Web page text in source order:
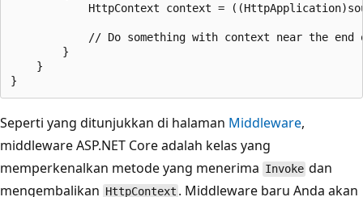
HttpContext context =
// Do something with context near the end
        }
    }
Seperti yang ditunjukkan di halaman Middleware,
middleware ASP.NET Core adalah kelas yang
memperkenalkan metode yang menerima Invoke dan
mengembalikan HttpContext . Middleware baru Anda akan